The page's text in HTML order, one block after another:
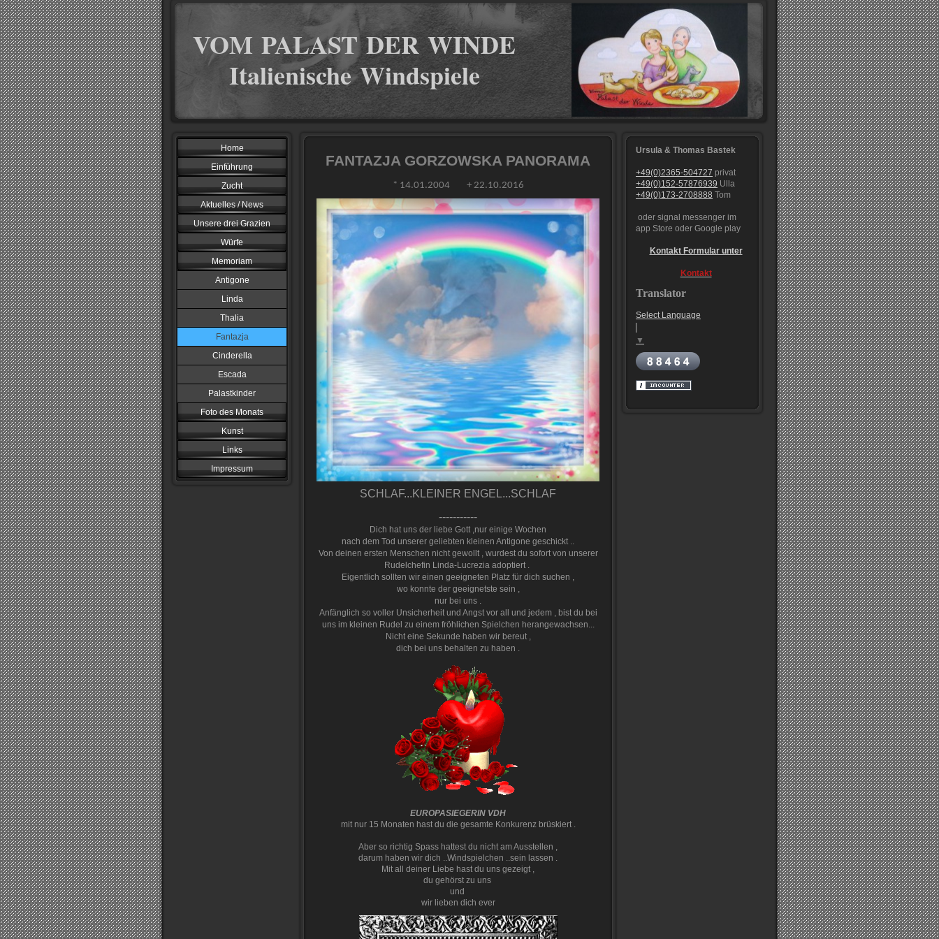
VOM PALAST DER WINDE
Italienische Windspiele
Home
Einführung
Zucht
Aktuelles / News
Unsere drei Grazien
Würfe
Memoriam
Antigone
Linda
Thalia
Fantazja
Cinderella
Escada
Palastkinder
Foto des Monats
Kunst
Links
Impressum
FANTAZJA GORZOWSKA PANORAMA
* 14.01.2004 + 22.10.2016
SCHLAF...KLEINER ENGEL...SCHLAF
-----------
Dich hat uns der liebe Gott ,nur einige Wochen
nach dem Tod unserer geliebten kleinen Antigone geschickt ..
Von deinen ersten Menschen nicht gewollt , wurdest du sofort von unserer
Rudelchefin Linda-Lucrezia adoptiert .
Eigentlich sollten wir einen geeigneten Platz für dich suchen ,
wo konnte der geeignetste sein ,
nur bei uns .
Anfänglich so voller Unsicherheit und Angst vor all und jedem , bist du bei
uns im kleinen Rudel zu einem fröhlichen Spielchen herangewachsen...
Nicht eine Sekunde haben wir bereut ,
dich bei uns behalten zu haben .
EUROPASIEGERIN VDH
mit nur 15 Monaten hast du die gesamte Konkurenz brüskiert .
Aber so richtig Spass hattest du nicht am Ausstellen ,
darum haben wir dich ..Windspielchen ..sein lassen .
Mit all deiner Liebe hast du uns gezeigt ,
du gehörst zu uns
und
wir lieben dich ever
Ursula & Thomas Bastek
+49(0)2365-504727 privat
+49(0)152-57876939 Ulla
+49(0)173-2708888 Tom
oder signal messenger im
app Store oder Google play
Kontakt Formular unter
Kontakt
Translator
Select Language
▼